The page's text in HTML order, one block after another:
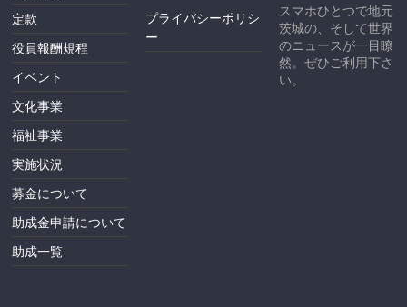
定款
役員報酬規程
イベント
文化事業
福祉事業
実施状況
募金について
助成金申請について
助成一覧
プライバシーポリシ
ー
スマホひとつで地元
茨城の、そして世界
のニュースが一目瞭
然。ぜひご利用下さ
い。